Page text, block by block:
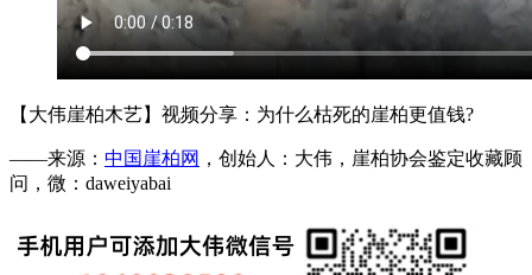
【大伟崖柏木艺】视频分享：为什么枯死的崖柏更值钱?
——来源： 中国崖柏网 ，创始人：大伟，崖柏协会鉴定收藏顾
问，微：daweiyabai